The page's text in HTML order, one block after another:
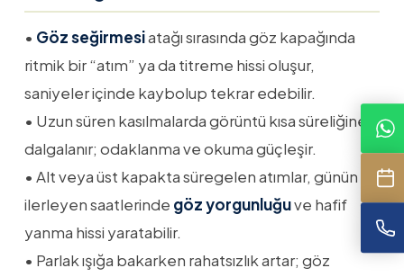
• Göz seğirmesiatağı sırasında göz kapağında
ritmik bir “atım” ya da titreme hissi oluşur,
saniyeler içinde kaybolup tekrar edebilir.
• Uzun süren kasılmalarda görüntü kısa süreliğine
dalgalanır; odaklanma ve okuma güçleşir.
• Alt veya üst kapakta süregelen atımlar, günün
ilerleyen saatlerinde göz yorgunluğuve hafif
yanma hissi yaratabilir.
• Parlak ışığa bakarken rahatsızlık artar; göz